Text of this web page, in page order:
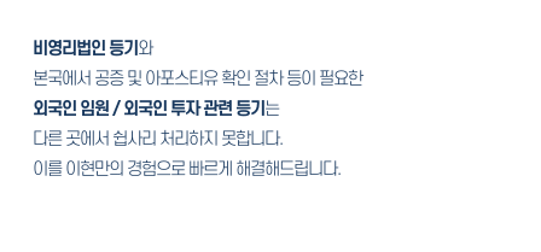
비영리법인 등기 와
본국에서 공증 및 아포스티유 확인 절차 등이 필요한
외국인 임원 / 외국인 투자 관련 등기 는
다른 곳에서 쉽사리 처리하지 못합니다.
이를 이현만의 경험으로 빠르게 해결해드립니다.